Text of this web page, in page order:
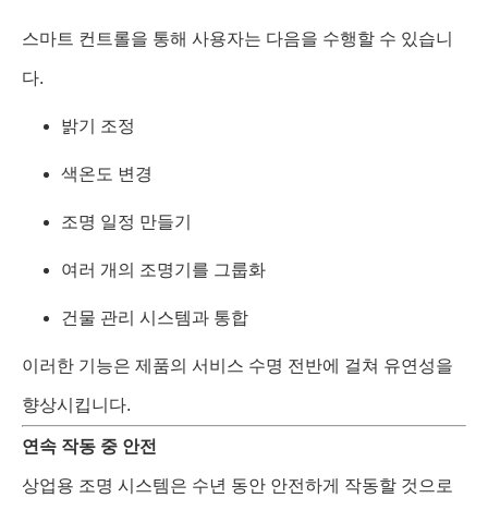
스마트 컨트롤을 통해 사용자는 다음을 수행할 수 있습니
다.
밝기 조정
색온도 변경
조명 일정 만들기
여러 개의 조명기를 그룹화
건물 관리 시스템과 통합
이러한 기능은 제품의 서비스 수명 전반에 걸쳐 유연성을
향상시킵니다.
연속 작동 중 안전
상업용 조명 시스템은 수년 동안 안전하게 작동할 것으로